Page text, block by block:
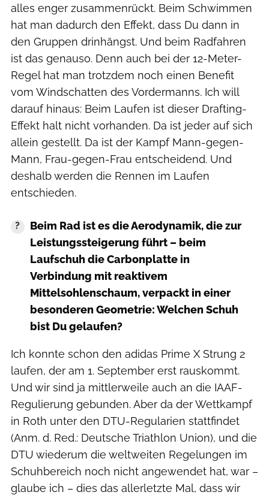
alles enger zusammenrückt. Beim Schwimmen
hat man dadurch den Effekt, dass Du dann in
den Gruppen drinhängst. Und beim Radfahren
ist das genauso. Denn auch bei der 12-Meter-
Regel hat man trotzdem noch einen Benefit
vom Windschatten des Vordermanns. Ich will
darauf hinaus: Beim Laufen ist dieser Drafting-
Effekt halt nicht vorhanden. Da ist jeder auf sich
allein gestellt. Da ist der Kampf Mann-gegen-
Mann, Frau-gegen-Frau entscheidend. Und
deshalb werden die Rennen im Laufen
entschieden.
Beim Rad ist es die Aerodynamik, die zur
Leistungssteigerung führt – beim
Laufschuh die Carbonplatte in
Verbindung mit reaktivem
Mittelsohlenschaum, verpackt in einer
besonderen Geometrie: Welchen Schuh
bist Du gelaufen?
Ich konnte schon den adidas Prime X Strung 2
laufen, der am 1. September erst rauskommt.
Und wir sind ja mittlerweile auch an die IAAF-
Regulierung gebunden. Aber da der Wettkampf
in Roth unter den DTU-Regularien stattfindet
(Anm. d. Red.: Deutsche Triathlon Union), und die
DTU wiederum die weltweiten Regelungen im
Schuhbereich noch nicht angewendet hat, war –
glaube ich – dies das allerletzte Mal, dass wir